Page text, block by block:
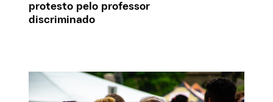
protesto pelo professor
discriminado